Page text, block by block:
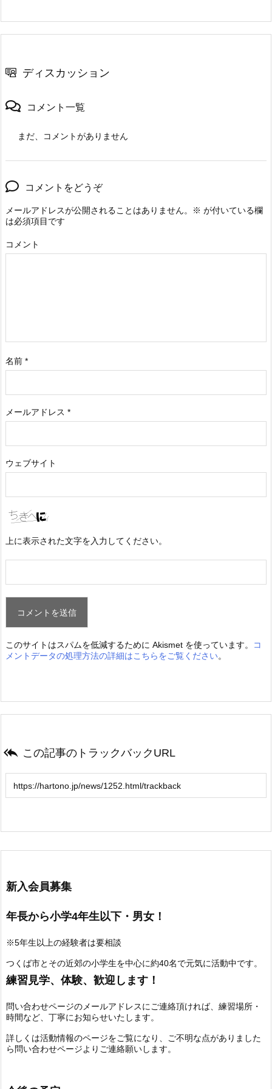
ディスカッション
コメント一覧
まだ、コメントがありません
コメントをどうぞ
メールアドレスが公開されることはありません。 ※ が付いている欄
は必須項目です
コメント
名前 *
メールアドレス *
ウェブサイト
上に表示された文字を入力してください。
このサイトはスパムを低減するために Akismet を使っています。
コ
メントデータの処理方法の詳細はこちらをご覧ください。
 この記事のトラックバックURL
新入会員募集
年長から小学4年生以下・男女！
※5年生以上の経験者は要相談
つくば市とその近郊の小学生を中心に約40名で元気に活動中です。
練習見学、体験、歓迎します！
問い合わせページのメールアドレスにご連絡頂ければ、練習場所・
時間など、丁寧にお知らせいたします。
詳しくは活動情報のページをご覧になり、ご不明な点がありました
ら問い合わせページよりご連絡願いします。